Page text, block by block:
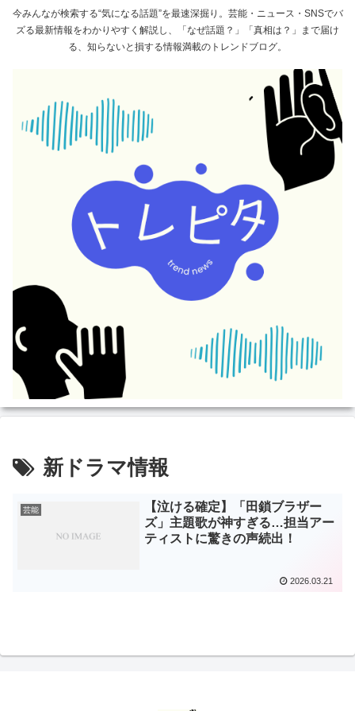
今みんなが検索する“気になる話題”を最速深掘り。芸能・ニュース・SNSでバ
ズる最新情報をわかりやすく解説し、「なぜ話題？」「真相は？」まで届け
る、知らないと損する情報満載のトレンドブログ。
新ドラマ情報
芸能
【泣ける確定】「田鎖ブラザー
ズ」主題歌が神すぎる…担当アー
ティストに驚きの声続出！
2026.03.21